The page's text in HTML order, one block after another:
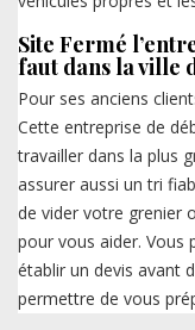
Site Fermé
faut dans la ville
Pour ses anciens
Cette entreprise de
travailler dans la plus
assurer aussi un tri
de vider votre grenier
pour vous aider. Vous
établir un devis avant
permettre de vous